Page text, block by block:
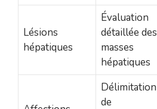
Lésions
hépatiques
Évaluation
détaillée des
masses
hépatiques
Délimitation
de